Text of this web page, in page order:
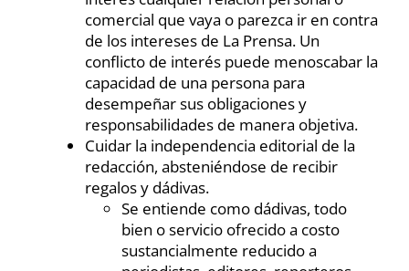
comercial que vaya o parezca ir en contra
de los intereses de La Prensa. Un
conflicto de interés puede menoscabar la
capacidad de una persona para
desempeñar sus obligaciones y
responsabilidades de manera objetiva.
Cuidar la independencia editorial de la
redacción, absteniéndose de recibir
regalos y dádivas.
Se entiende como dádivas, todo
bien o servicio ofrecido a costo
sustancialmente reducido a